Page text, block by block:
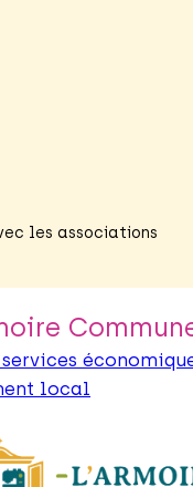
les associations
local